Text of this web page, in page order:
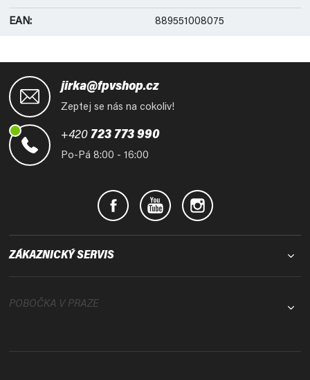
EAN: 889551008075
jirka@fpvshop.cz
Zeptej se nás na cokoliv!
+420 723 773 990
Po-Pá 8:00 - 16:00
ZÁKAZNICKÝ SERVIS
POBOČKA V PRAZE